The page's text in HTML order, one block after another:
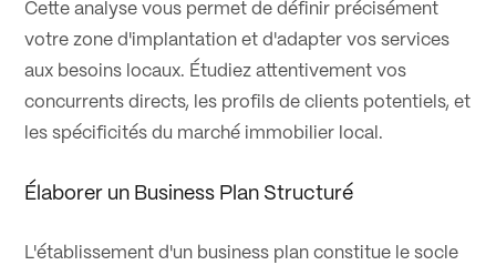
Cette analyse vous permet de définir précisément
votre zone d'implantation et d'adapter vos services
aux besoins locaux. Étudiez attentivement vos
concurrents directs, les profils de clients potentiels, et
les spécificités du marché immobilier local.
Élaborer un Business Plan Structuré
L'établissement d'un business plan constitue le socle